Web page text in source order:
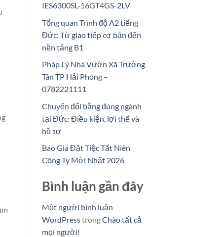
IES6300SL-16GT4GS-2LV
Tổng quan Trình độ A2 tiếng
Đức: Từ giao tiếp cơ bản đến
nền tảng B1
Pháp Lý Nhà Vườn Xã Trường
Tân TP Hải Phòng –
0782221111
Chuyển đổi bằng đúng ngành
tại Đức: Điều kiện, lợi thế và
hồ sơ
Báo Giá Đặt Tiệc Tất Niên
Công Ty Mới Nhất 2026
Bình luận gần đây
Một người bình luận
WordPresstrongChào tất cả
mọi người!